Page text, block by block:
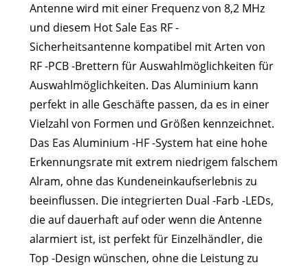
Antenne wird mit einer Frequenz von 8,2 MHz
und diesem Hot Sale Eas RF -
Sicherheitsantenne kompatibel mit Arten von
RF -PCB -Brettern für Auswahlmöglichkeiten für
Auswahlmöglichkeiten. Das Aluminium kann
perfekt in alle Geschäfte passen, da es in einer
Vielzahl von Formen und Größen kennzeichnet.
Das Eas Aluminium -HF -System hat eine hohe
Erkennungsrate mit extrem niedrigem falschem
Alram, ohne das Kundeneinkaufserlebnis zu
beeinflussen. Die integrierten Dual -Farb -LEDs,
die auf dauerhaft auf oder wenn die Antenne
alarmiert ist, ist perfekt für Einzelhändler, die
Top -Design wünschen, ohne die Leistung zu